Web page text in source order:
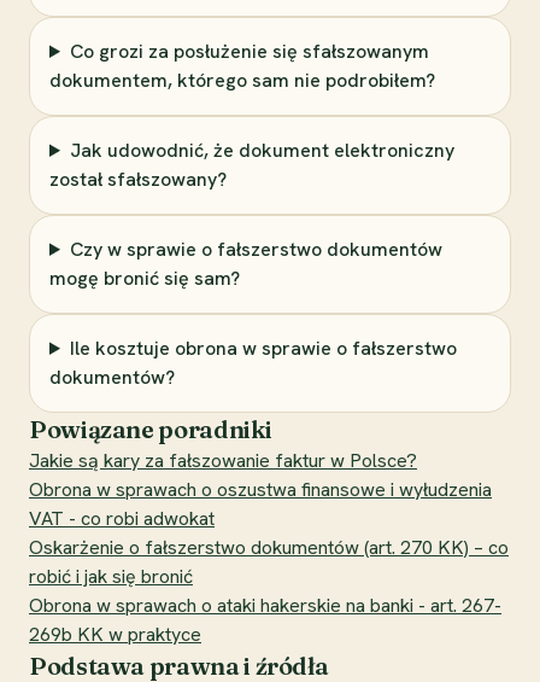
Co grozi za posłużenie się sfałszowanym
dokumentem, którego sam nie podrobiłem?
Jak udowodnić, że dokument elektroniczny
został sfałszowany?
Czy w sprawie o fałszerstwo dokumentów
mogę bronić się sam?
Ile kosztuje obrona w sprawie o fałszerstwo
dokumentów?
Powiązane poradniki
Jakie są kary za fałszowanie faktur w Polsce?
Obrona w sprawach o oszustwa finansowe i wyłudzenia
VAT - co robi adwokat
Oskarżenie o fałszerstwo dokumentów (art. 270 KK) – co
robić i jak się bronić
Obrona w sprawach o ataki hakerskie na banki - art. 267-
269b KK w praktyce
Podstawa prawna i źródła